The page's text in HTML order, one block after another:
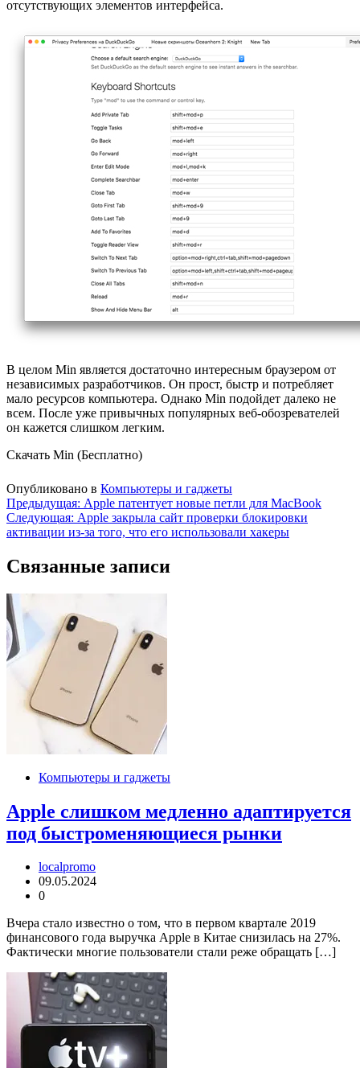
отсутствующих элементов интерфейса.
В целом Min является достаточно интересным браузером от
независимых разработчиков. Он прост, быстр и потребляет
мало ресурсов компьютера. Однако Min подойдет далеко не
всем. После уже привычных популярных веб-обозревателей
он кажется слишком легким.
Скачать Min (Бесплатно)
Опубликовано в Компьютеры и гаджеты
Навигация
по
Предыдущая: Apple патентует новые петли для MacBook
Следующая: Apple закрыла сайт проверки блокировки
активации из-за того, что его использовали хакеры
Связанные записи
Компьютеры и гаджеты
Apple слишком медленно адаптируется
под быстроменяющиеся рынки
localpromo
09.05.2024
0
Вчера стало известно о том, что в первом квартале 2019
финансового года выручка Apple в Китае снизилась на 27%.
Фактически многие пользователи стали реже обращать […]